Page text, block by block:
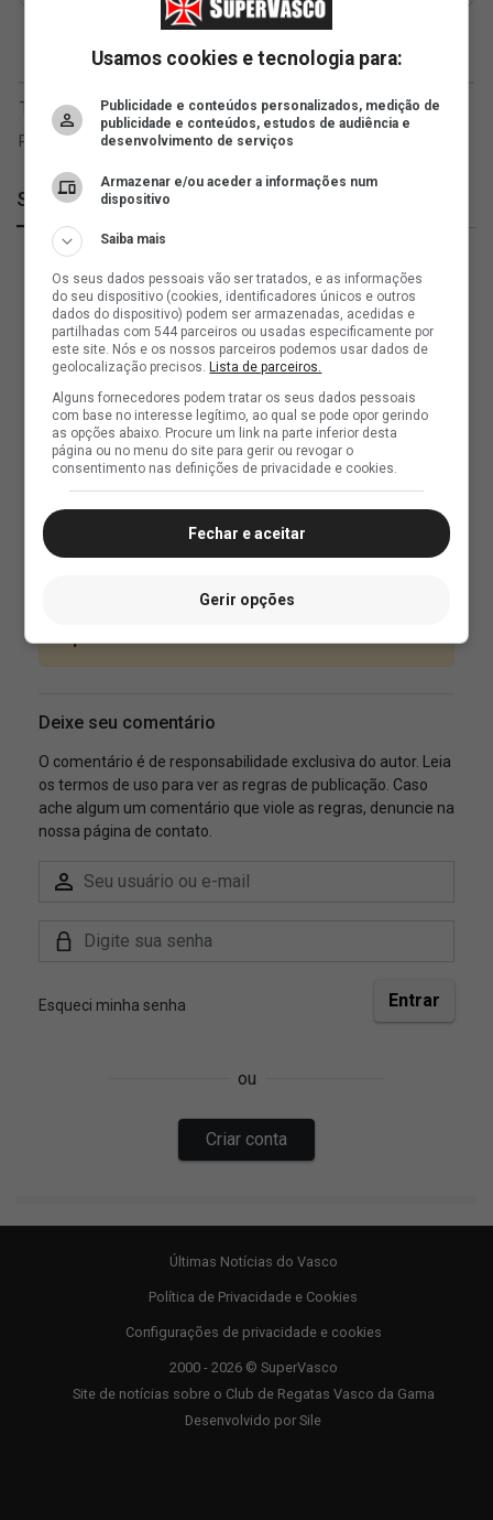
SuperVasco
Últimas Notícias do Vasco
Política de Privacidade e Cookies
Configurações de privacidade e cookies
2000 - 2026 © SuperVasco
Site de notícias sobre o Club de Regatas Vasco da Gama
Desenvolvido por Sile
Usamos cookies e tecnologia para:
Publicidade e conteúdos personalizados, medição de
publicidade e conteúdos, estudos de audiência e
desenvolvimento de serviços
Armazenar e/ou aceder a informações num
dispositivo
Saiba mais
Os seus dados pessoais vão ser tratados, e as informações
do seu dispositivo (cookies, identificadores únicos e outros
dados do dispositivo) podem ser armazenadas, acedidas e
partilhadas com 544 parceiros ou usadas especificamente por
este site. Nós e os nossos parceiros podemos usar dados de
geolocalização precisos.Lista de parceiros.
Alguns fornecedores podem tratar os seus dados pessoais
com base no interesse legítimo, ao qual se pode opor gerindo
as opções abaixo. Procure um link na parte inferior desta
página ou no menu do site para gerir ou revogar o
consentimento nas definições de privacidade e cookies.
Fechar e aceitar
Gerir opções